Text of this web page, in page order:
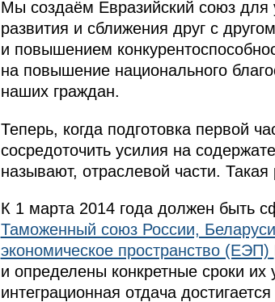
Мы создаём Евразийский союз для
развития и сближения друг с
и повышением
на повышение национального
наших граждан.
Теперь, когда подготовка первой
сосредоточить усилия на
называют, отраслевой части.
К 1 марта 2014 года должен быть
Таможенный союз России,
экономическое пространство (ЕЭП)
и определены конкретные сроки
интеграционная отдача